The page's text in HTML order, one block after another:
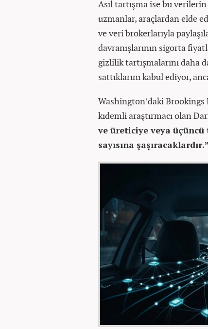
Asıl tartışma ise bu verilerin
uzmanlar, araçlardan elde
ve veri brokerlarıyla
davranışlarının sigorta
gizlilik tartışmalarını daha
sattıklarını kabul ediyor,
Washington’daki
kıdemli araştırmacı olan
ve üreticiye veya
sayısına şaşıracaklardır.”